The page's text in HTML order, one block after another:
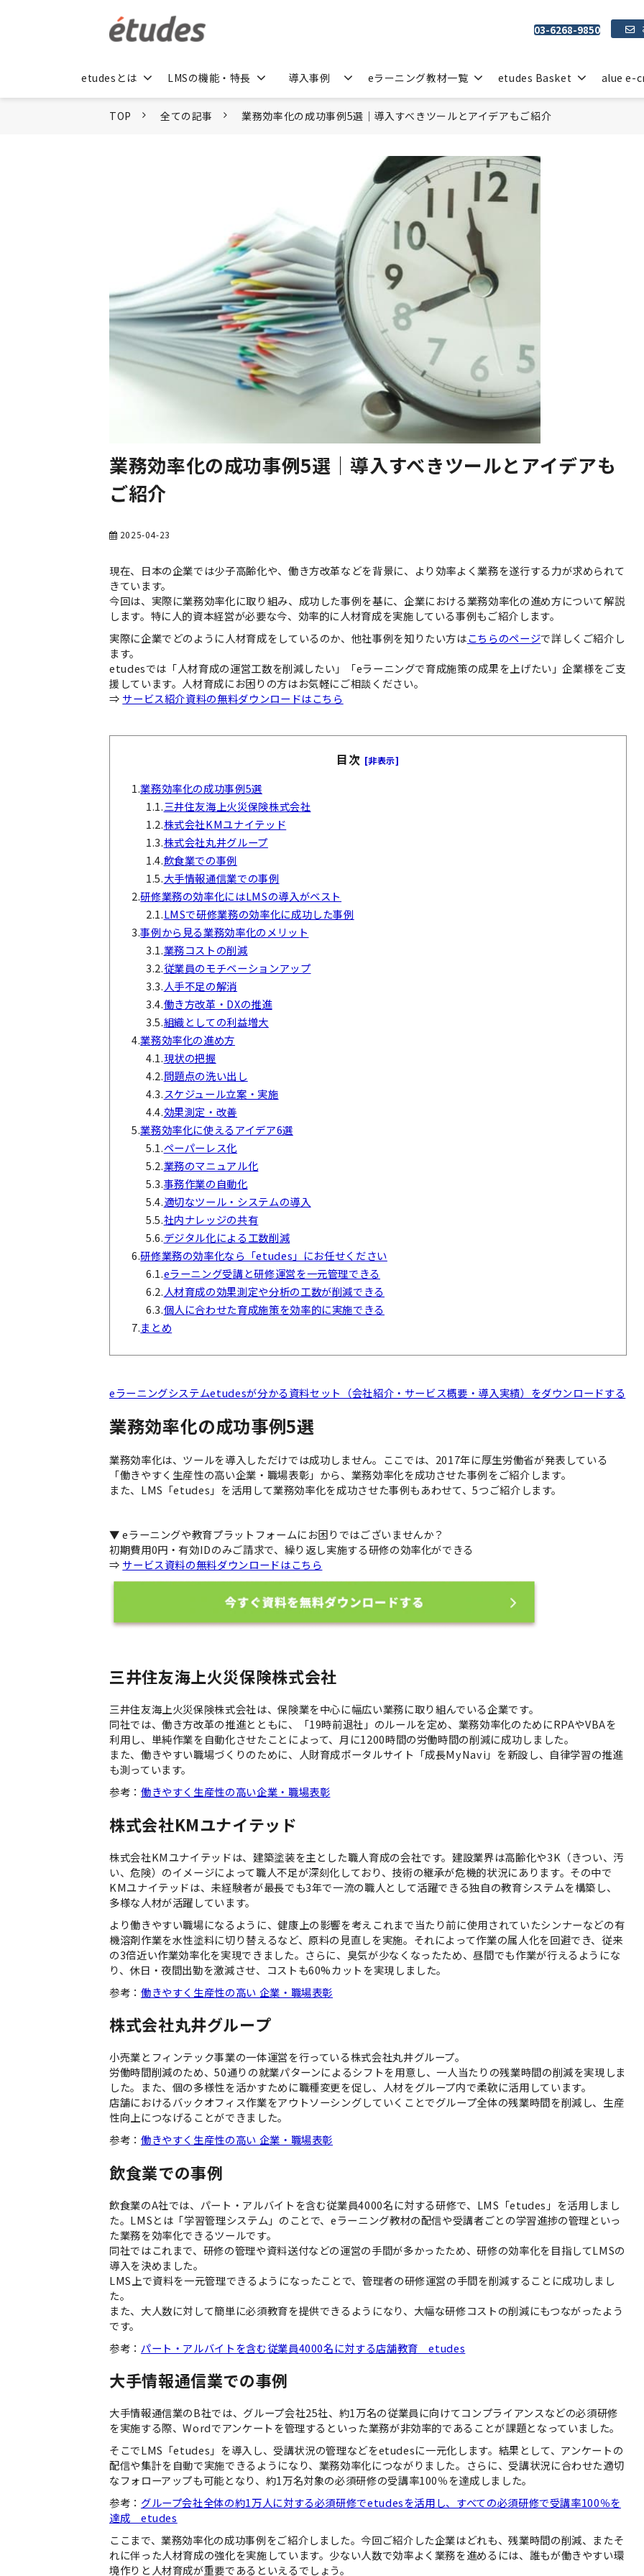
03-6268-9850
etudesとは LMSの機能・特長 導入事例 eラーニング教材一覧 etudes Basket alue e-
TOP 全ての記事 業務効率化の成功事例5選｜導入すべきツールとアイデアもご紹介
業務効率化の成功事例5選｜導入すべきツールとアイデアも
ご紹介
2025-04-23
現在、日本の企業では少子高齢化や、働き方改革などを背景に、より効率よく業務を遂行する力が求められて
きています。
今回は、実際に業務効率化に取り組み、成功した事例を基に、企業における業務効率化の進め方について解説
します。特に人的資本経営が必要な今、効率的に人材育成を実施している事例もご紹介します。
実際に企業でどのように人材育成をしているのか、他社事例を知りたい方はこちらのページで詳しくご紹介し
ます。
etudesでは「人材育成の運営工数を削減したい」「eラーニングで育成施策の成果を上げたい」企業様をご支
援しています。人材育成にお困りの方はお気軽にご相談ください。
⇒ サービス紹介資料の無料ダウンロードはこちら
目次 [非表示]
1.業務効率化の成功事例5選
1.1.三井住友海上火災保険株式会社
1.2.株式会社KMユナイテッド
1.3.株式会社丸井グループ
1.4.飲食業での事例
1.5.大手情報通信業での事例
2.研修業務の効率化にはLMSの導入がベスト
2.1.LMSで研修業務の効率化に成功した事例
3.事例から見る業務効率化のメリット
3.1.業務コストの削減
3.2.従業員のモチベーションアップ
3.3. 人手不足の解消
3.4.働き方改革・DXの推進
3.5.組織としての利益増大
4.業務効率化の進め方
4.1.現状の把握
4.2.問題点の洗い出し
4.3.スケジュール立案・実施
4.4.効果測定・改善
5.業務効率化に使えるアイデア6選
5.1.ペーパーレス化
5.2.業務のマニュアル化
5.3.事務作業の自動化
5.4.適切なツール・システムの導入
5.5.社内ナレッジの共有
5.6.デジタル化による工数削減
6.研修業務の効率化なら「etudes」にお任せください
6.1.eラーニング受講と研修運営を一元管理できる
6.2. 人材育成の効果測定や分析の工数が削減できる
6.3.個人に合わせた育成施策を効率的に実施できる
7.まとめ
eラーニングシステムetudesが分かる資料セット（会社紹介・サービス概要・導入実績）をダウンロードする
業務効率化の成功事例5選
業務効率化は、ツールを導入しただけでは成功しません。ここでは、2017年に厚生労働省が発表している
「働きやすく生産性の高い企業・職場表彰」から、業務効率化を成功させた事例をご紹介します。
また、LMS「etudes」を活用して業務効率化を成功させた事例もあわせて、5つご紹介します。
▼ eラーニングや教育プラットフォームにお困りではございませんか？
初期費用0円・有効IDのみご請求で、繰り返し実施する研修の効率化ができる
⇒ サービス資料の無料ダウンロードはこちら
三井住友海上火災保険株式会社
三井住友海上火災保険株式会社は、保険業を中心に幅広い業務に取り組んでいる企業です。
同社では、働き方改革の推進とともに、「19時前退社」のルールを定め、業務効率化のためにRPAやVBAを
利用し、単純作業を自動化させたことによって、月に1200時間の労働時間の削減に成功しました。
また、働きやすい職場づくりのために、人財育成ポータルサイト「成長MyNavi」を新設し、自律学習の推進
も測っています。
参考： 働きやすく生産性の高い企業・職場表彰
株式会社KMユナイテッド
株式会社KMユナイテッドは、建築塗装を主とした職人育成の会社です。建設業界は高齢化や3K（きつい、汚
い、危険）のイメージによって職人不足が深刻化しており、技術の継承が危機的状況にあります。その中で
KMユナイテッドは、未経験者が最長でも3年で一流の職人として活躍できる独自の教育システムを構築し、
多様な人材が活躍しています。
より働きやすい職場になるように、健康上の影響を考えこれまで当たり前に使用されていたシンナーなどの有
機溶剤作業を水性塗料に切り替えるなど、原料の見直しを実施。それによって作業の属人化を回避でき、従来
の3倍近い作業効率化を実現できました。さらに、臭気が少なくなったため、昼間でも作業が行えるようにな
り、休日・夜間出勤を激減させ、コストも60%カットを実現しました。
参考： 働きやすく生産性の高い 企業・職場表彰
株式会社丸井グループ
小売業とフィンテック事業の一体運営を行っている株式会社丸井グループ。
労働時間削減のため、50通りの就業パターンによるシフトを用意し、一人当たりの残業時間の削減を実現しま
した。また、個の多様性を活かすために職種変更を促し、人材をグループ内で柔軟に活用しています。
店舗におけるバックオフィス作業をアウトソーシングしていくことでグループ全体の残業時間を削減し、生産
性向上につなげることができました。
参考： 働きやすく生産性の高い 企業・職場表彰
飲食業での事例
飲食業のA社では、パート・アルバイトを含む従業員4000名に対する研修で、LMS「etudes」を活用しまし
た。LMSとは「学習管理システム」のことで、eラーニング教材の配信や受講者ごとの学習進捗の管理といっ
た業務を効率化できるツールです。
同社ではこれまで、研修の管理や資料送付などの運営の手間が多かったため、研修の効率化を目指してLMSの
導入を決めました。
LMS上で資料を一元管理できるようになったことで、管理者の研修運営の手間を削減することに成功しまし
た。
また、大人数に対して簡単に必須教育を提供できるようになり、大幅な研修コストの削減にもつながったよう
です。
参考： パート・アルバイトを含む従業員4000名に対する店舗教育＿etudes
大手情報通信業での事例
大手情報通信業のB社では、グループ会社25社、約1万名の従業員に向けてコンプライアンスなどの必須研修
を実施する際、Wordでアンケートを管理するといった業務が非効率的であることが課題となっていました。
そこでLMS「etudes」を導入し、受講状況の管理などをetudesに一元化します。結果として、アンケートの
配信や集計を自動で実施できるようになり、業務効率化につながりました。さらに、受講状況に合わせた適切
なフォローアップも可能となり、約1万名対象の必須研修の受講率100％を達成しました。
参考： グループ会社全体の約1万人に対する必須研修でetudesを活用し、すべての必須研修で受講率100％を
達成＿etudes
ここまで、業務効率化の成功事例をご紹介しました。今回ご紹介した企業はどれも、残業時間の削減、またそ
れに伴った人材育成の強化を実施しています。少ない人数で効率よく業務を進めるには、誰もが働きやすい環
境作りと人材育成が重要であるといえるでしょう。